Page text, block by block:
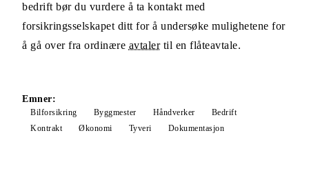
bedrift bør du vurdere å ta kontakt med
forsikringsselskapet ditt for å undersøke mulighetene for
å gå over fra ordinære avtalertil en flåteavtale.
Emner:
Bilforsikring Byggmester Håndverker
Bedrift
Kontrakt
Økonomi Tyveri Dokumentasjon